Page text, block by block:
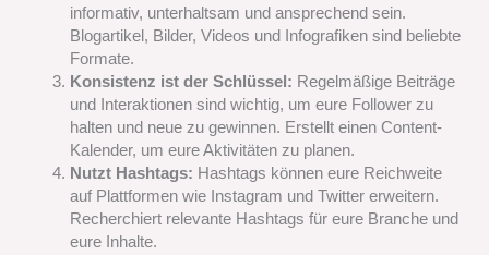
informativ, unterhaltsam und ansprechend sein.
Blogartikel, Bilder, Videos und Infografiken sind beliebte
Formate.
Konsistenz ist der Schlüssel: Regelmäßige Beiträge
und Interaktionen sind wichtig, um eure Follower zu
halten und neue zu gewinnen. Erstellt einen Content-
Kalender, um eure Aktivitäten zu planen.
Nutzt Hashtags: Hashtags können eure Reichweite
auf Plattformen wie Instagram und Twitter erweitern.
Recherchiert relevante Hashtags für eure Branche und
eure Inhalte.